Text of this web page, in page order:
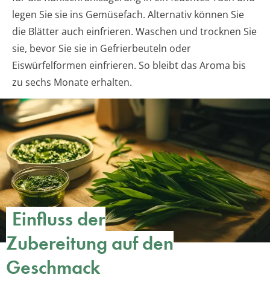
legen Sie sie ins Gemüsefach. Alternativ können Sie
die Blätter auch einfrieren. Waschen und trocknen Sie
sie, bevor Sie sie in Gefrierbeuteln oder
Eiswürfelformen einfrieren. So bleibt das Aroma bis
zu sechs Monate erhalten.
Einfluss der
Zubereitung auf den
Geschmack